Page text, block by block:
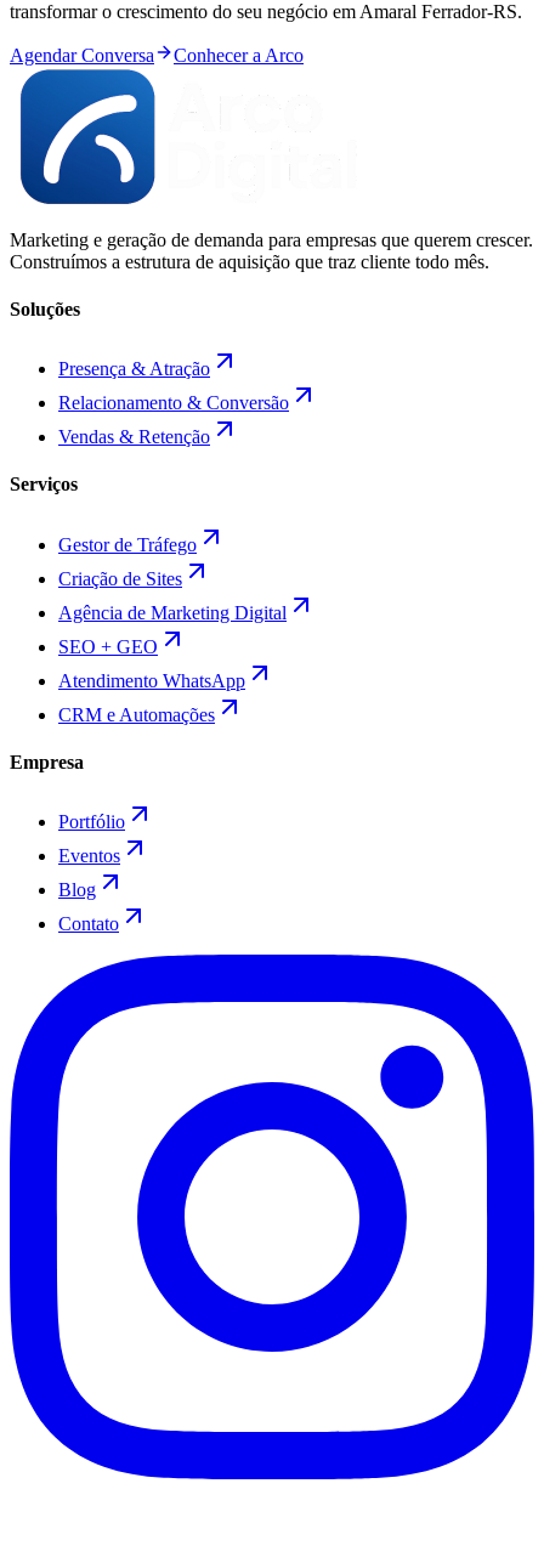
transformar o crescimento do seu negócio em Amaral Ferrador-RS.
Agendar Conversa Conhecer a Arco
Marketing e geração de demanda para empresas que querem crescer.
Construímos a estrutura de aquisição que traz cliente todo mês.
Soluções
Presença & Atração
Relacionamento & Conversão
Vendas & Retenção
Serviços
Gestor de Tráfego
Criação de Sites
Agência de Marketing Digital
SEO + GEO
Atendimento WhatsApp
CRM e Automações
Empresa
Portfólio
Eventos
Blog
Contato